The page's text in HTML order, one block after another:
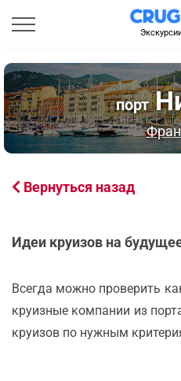
порт
Вернуться назад
Идеи круизов на
Всегда можно проверить
круизные компании из
круизов по нужным